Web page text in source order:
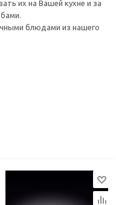
их на Вашей кухне и за
блюдами из нашего